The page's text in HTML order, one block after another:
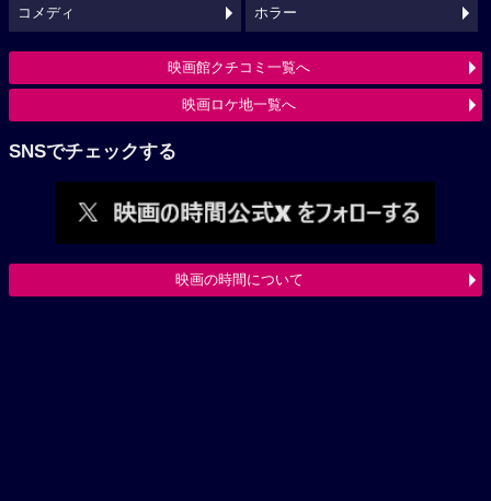
コメディ ホラー
映画館クチコミ一覧へ
映画ロケ地一覧へ
SNSでチェックする
映画の時間について